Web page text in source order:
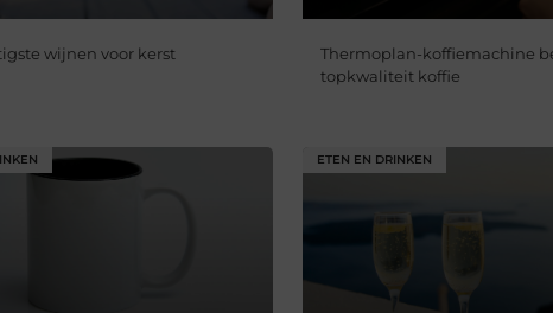
wijnen voor kerst
Thermoplan-koffiemachine
topkwaliteit koffie
ETEN EN DRINKEN